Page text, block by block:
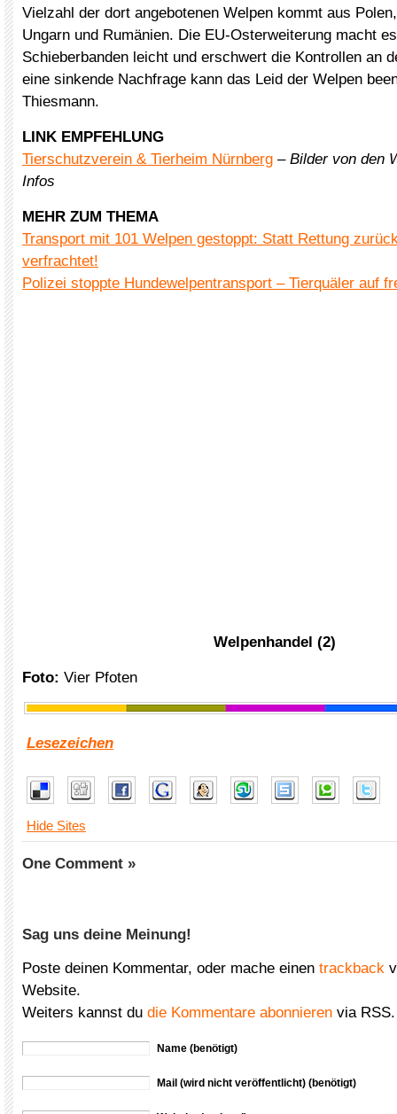
Vielzahl der dort angebotenen Welpen kommt aus
Ungarn und Rumänien. Die EU-Osterweiterung macht
Schieberbanden leicht und erschwert die Kontrollen an
eine sinkende Nachfrage kann das Leid der Welpen
Thiesmann.
LINK EMPFEHLUNG
Tierschutzverein & Tierheim Nürnberg – Bilder von den
Infos
MEHR ZUM THEMA
Transport mit 101 Welpen gestoppt: Statt Rettung
verfrachtet!
Polizei stoppte Hundewelpentransport – Tierquäler auf
Welpenhandel (2)
Foto: Vier Pfoten
Lesezeichen
Hide Sites
One Comment »
Sag uns deine Meinung!
Poste deinen Kommentar, oder mache einen trackback
Website.
Weiters kannst du die Kommentare abonnieren via RSS.
Name (benötigt)
Mail (wird nicht veröffentlicht) (benötigt)